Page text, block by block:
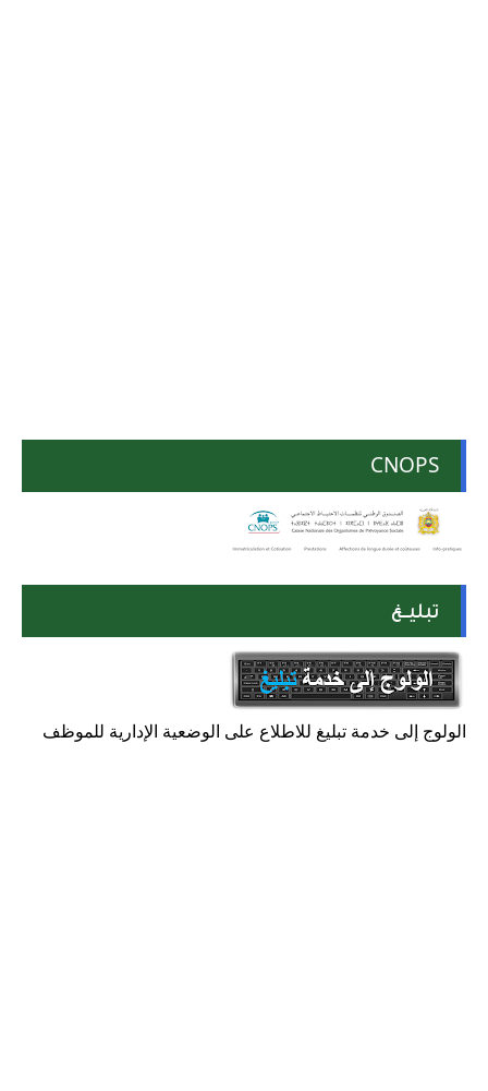
CNOPS
تبليــغ
الولوج إلى خدمة تبليغ للاطلاع على الوضعية الإدارية للموظف